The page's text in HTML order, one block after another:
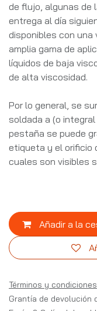
de flujo, algunas de
entrega al día
disponibles con una
amplia gama de
líquidos de baja
de alta viscosidad.
Por lo general, se
soldada a (o
pestaña se puede
etiqueta y el orificio
cuales son visibles
Añadir a la
Términos y condiciones
Grantía de devolución